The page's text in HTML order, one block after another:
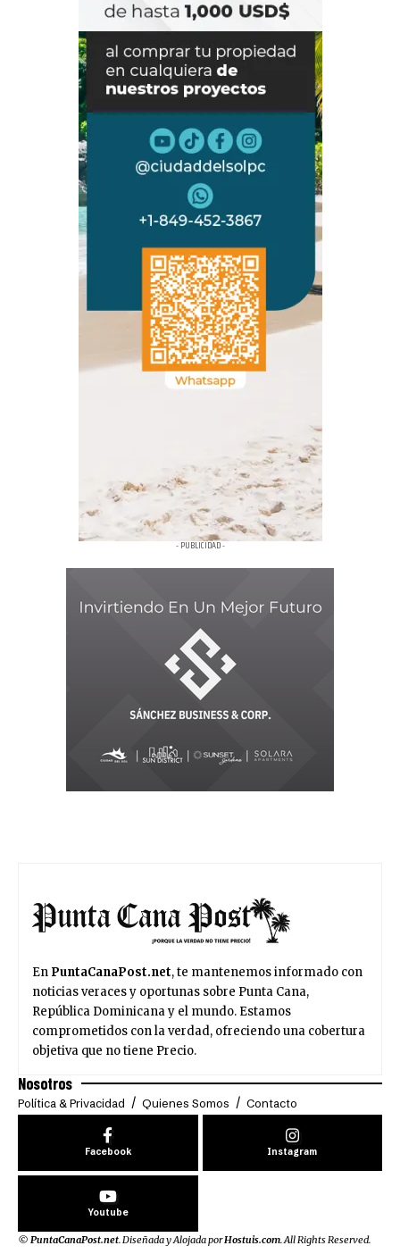
- PUBLICIDAD -
En PuntaCanaPost.net, te mantenemos informado con
noticias veraces y oportunas sobre Punta Cana,
República Dominicana y el mundo. Estamos
comprometidos con la verdad, ofreciendo una cobertura
objetiva que no tiene Precio.
Nosotros
Política & Privacidad Quienes Somos Contacto
Facebook Instagram
Youtube
© PuntaCanaPost.net. Diseñada y Alojada porHostuis.com. All Rights Reserved.